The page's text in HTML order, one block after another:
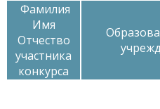
Фамилия
Имя
Отчество
участника
конкурса